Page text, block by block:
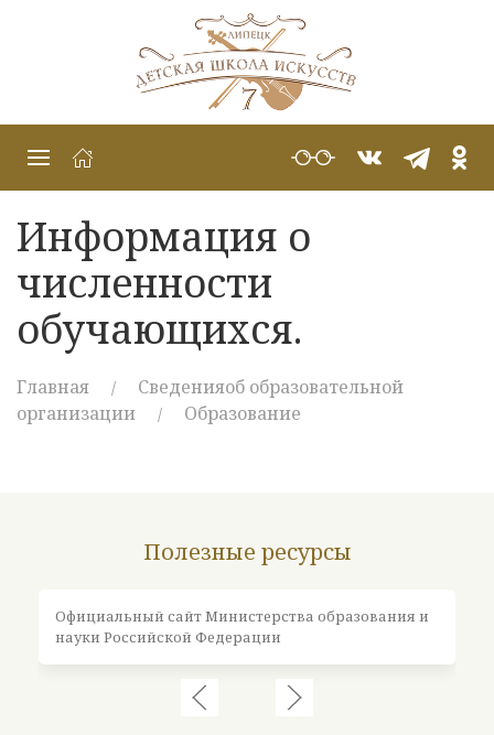
Информация о
численности
обучающихся.
Главная
Сведенияоб образовательной
организации
Образование
Полезные ресурсы
Официальный сайт Министерства образования и
науки Российской Федерации